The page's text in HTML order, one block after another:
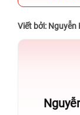
Viết bởi: Nguyễn